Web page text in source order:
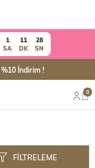
1
SA
11
DK
28
SN
%10 İndirim !
0
FILTRELEME